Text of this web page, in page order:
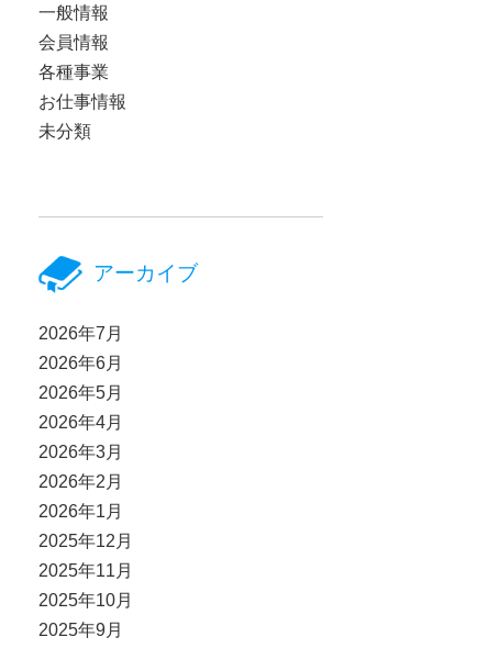
一般情報
会員情報
各種事業
お仕事情報
未分類
アーカイブ
2026年7月
2026年6月
2026年5月
2026年4月
2026年3月
2026年2月
2026年1月
2025年12月
2025年11月
2025年10月
2025年9月